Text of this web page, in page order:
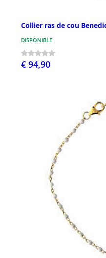
Collier ras de cou
DISPONIBLE
€ 94,90